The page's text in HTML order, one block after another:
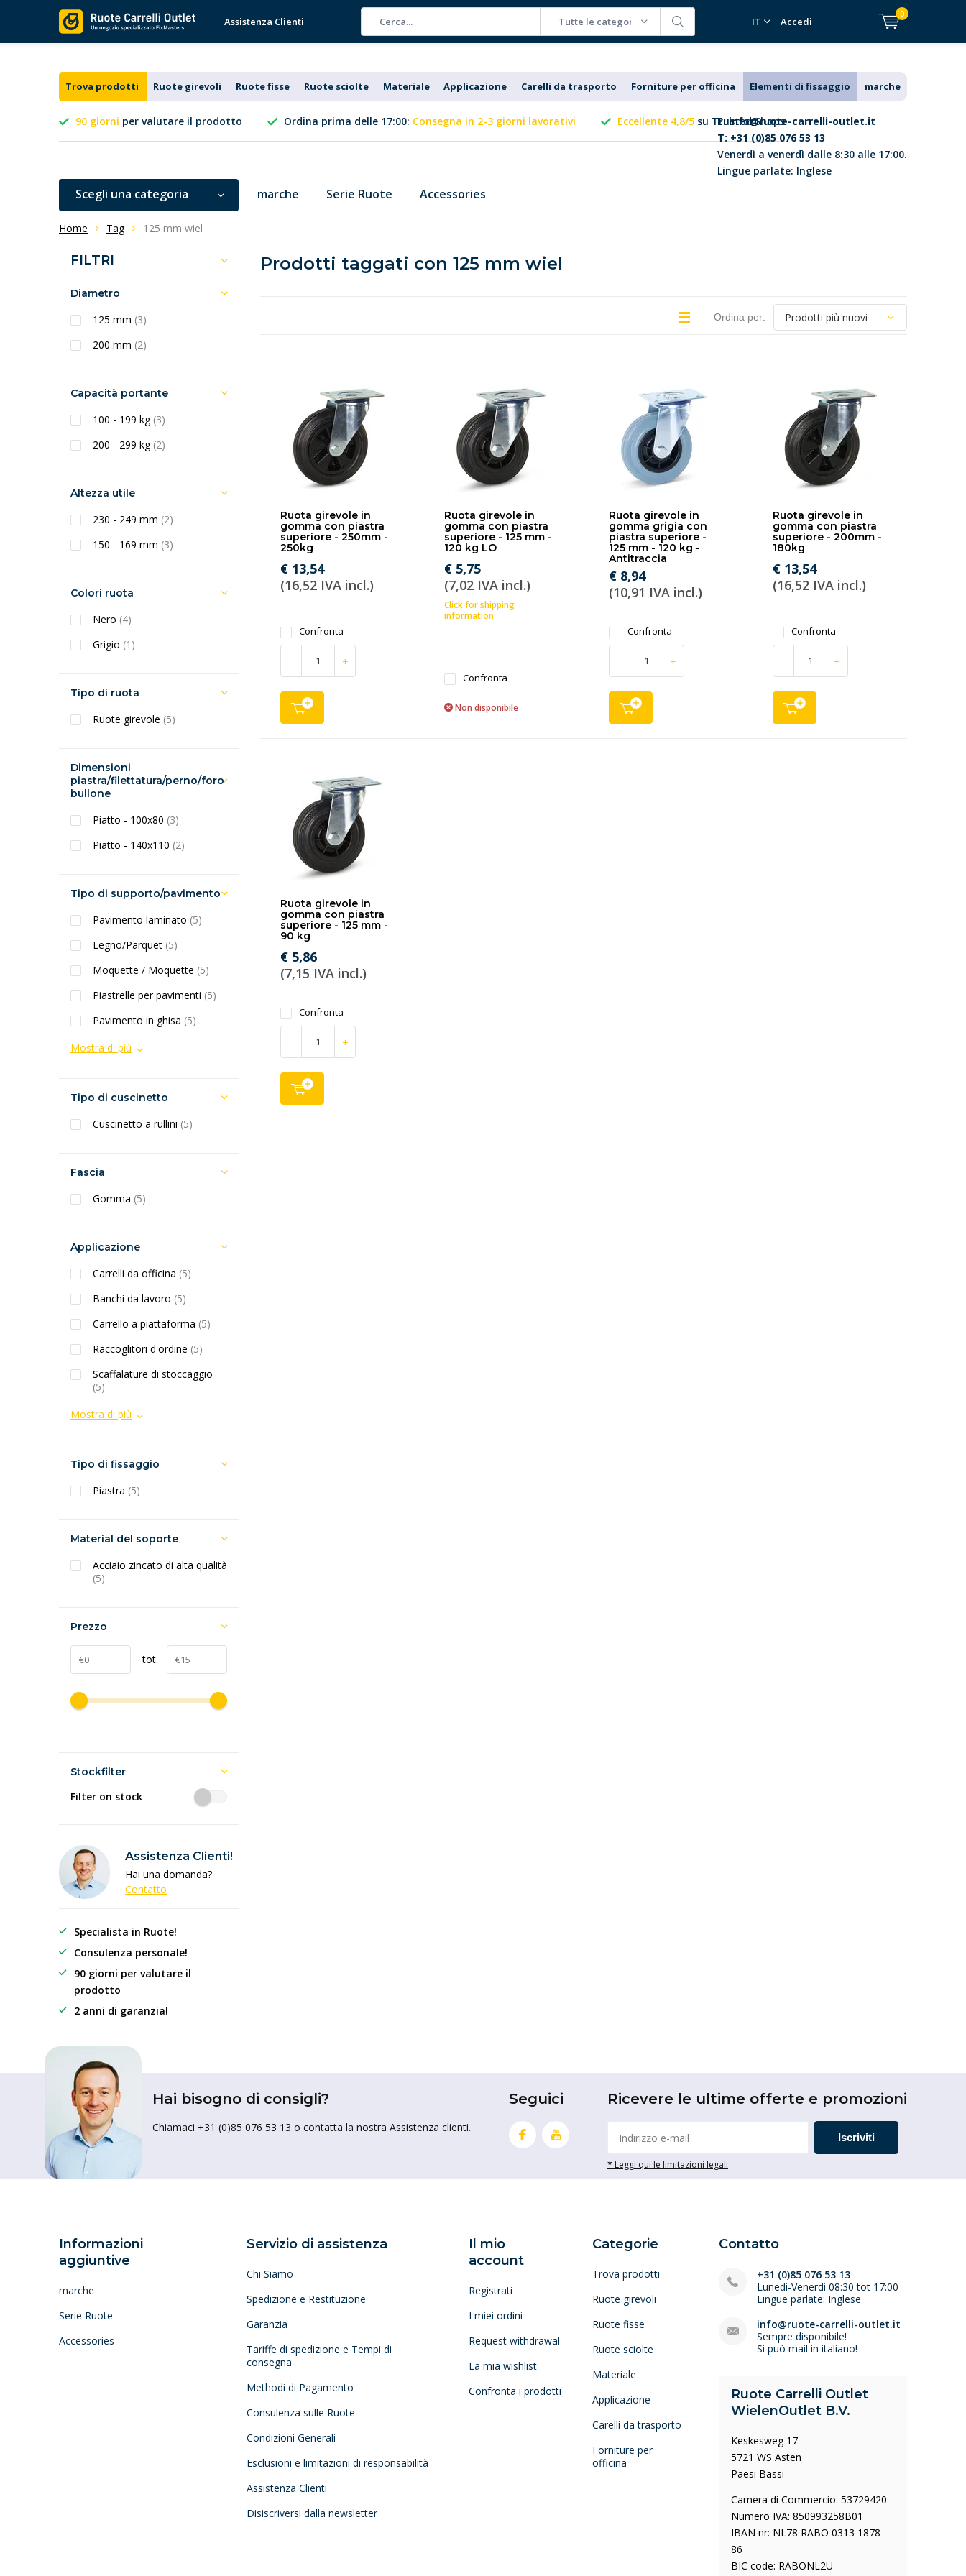
Assistenza Clienti Tutte le categorie IT Accedi
0
Trova prodotti Ruote girevoli Ruote fisse Ruote sciolte Materiale Applicazione Carelli da trasporto Forniture per officina Elementi di fissaggio marche
90 giorni per valutare il prodotto Ordina prima delle 17:00: Consegna in 2-3 giorni lavorativi Eccellente 4,8/5 su Trusted Shops
E:info@ruote-carrelli-outlet.it
T: +31 (0)85 076 53 13
Venerdì a venerdì dalle 8:30 alle 17:00.
Lingue parlate: Inglese
Scegli una categoria marche Serie Ruote Accessories
Home Tag 125 mm wiel
Prodotti taggati con 125 mm wiel
Ordina per:
Ruota girevole in
gomma con piastra
superiore - 250mm -
250kg
€ 13,54
(16,52 IVA incl.)
Confronta
- +
Ruota girevole in
gomma con piastra
superiore - 125 mm -
120 kg LO
€ 5,75
(7,02 IVA incl.)
Click for shipping
information
Confronta
Non disponibile
Ruota girevole in
gomma grigia con
piastra superiore -
125 mm - 120 kg -
Antitraccia
€ 8,94
(10,91 IVA incl.)
Confronta
- +
Ruota girevole in
gomma con piastra
superiore - 200mm -
180kg
€ 13,54
(16,52 IVA incl.)
Confronta
- +
Ruota girevole in
gomma con piastra
superiore - 125 mm -
90 kg
€ 5,86
(7,15 IVA incl.)
Confronta
- +
FILTRI
Diametro
125 mm (3)
200 mm (2)
Capacità portante
100 - 199 kg (3)
200 - 299 kg (2)
Altezza utile
230 - 249 mm (2)
150 - 169 mm (3)
Colori ruota
Nero (4)
Grigio (1)
Tipo di ruota
Ruote girevole (5)
Dimensioni
piastra/filettatura/perno/foro
bullone
Piatto - 100x80 (3)
Piatto - 140x110 (2)
Tipo di supporto/pavimento
Pavimento laminato (5)
Legno/Parquet (5)
Moquette / Moquette (5)
Piastrelle per pavimenti (5)
Pavimento in ghisa (5)
Mostra di più
Tipo di cuscinetto
Cuscinetto a rullini (5)
Fascia
Gomma (5)
Applicazione
Carrelli da officina (5)
Banchi da lavoro (5)
Carrello a piattaforma (5)
Raccoglitori d'ordine (5)
Scaffalature di stoccaggio
(5)
Mostra di più
Tipo di fissaggio
Piastra (5)
Material del soporte
Acciaio zincato di alta qualità
(5)
Prezzo
tot
Stockfilter
Filter on stock
Assistenza Clienti!
Hai una domanda?
Contatto
Specialista in Ruote!
Consulenza personale!
90 giorni per valutare il
prodotto
2 anni di garanzia!
Hai bisogno di consigli?
Chiamaci +31 (0)85 076 53 13 o contatta la nostra Assistenza clienti.
Seguici Ricevere le ultime offerte e promozioni
Iscriviti
* Leggi qui le limitazioni legali
Informazioni
aggiuntive
marche
Serie Ruote
Accessories
Servizio di assistenza
Chi Siamo
Spedizione e Restituzione
Garanzia
Tariffe di spedizione e Tempi di
consegna
Methodi di Pagamento
Consulenza sulle Ruote
Condizioni Generali
Esclusioni e limitazioni di responsabilità
Assistenza Clienti
Disiscriversi dalla newsletter
Il mio
account
Registrati
I miei ordini
Request withdrawal
La mia wishlist
Confronta i prodotti
Categorie
Trova prodotti
Ruote girevoli
Ruote fisse
Ruote sciolte
Materiale
Applicazione
Carelli da trasporto
Forniture per
officina
Contatto
+31 (0)85 076 53 13
Lunedi-Venerdi 08:30 tot 17:00
Lingue parlate: Inglese
info@ruote-carrelli-outlet.it
Sempre disponibile!
Si può mail in italiano!
Ruote Carrelli Outlet
WielenOutlet B.V.
Keskesweg 17
5721 WS Asten
Paesi Bassi
Camera di Commercio: 53729420
Numero IVA: 850993258B01
IBAN nr: NL78 RABO 0313 1878
86
BIC code: RABONL2U